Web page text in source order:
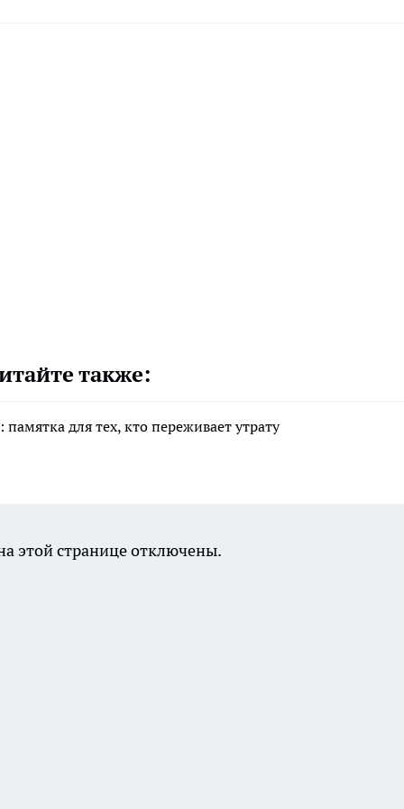
также:
для тех, кто переживает утрату
этой странице отключены.